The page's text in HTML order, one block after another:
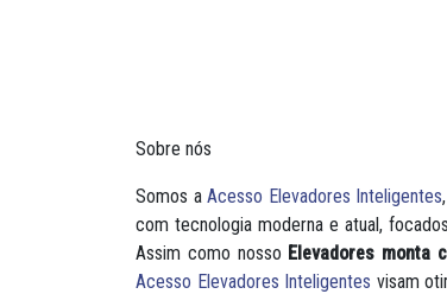
Sobre nós
Somos a Acesso Elevadores Inteligentes
com tecnologia moderna e atual,
Assim como nosso Elevadores monta
Acesso Elevadores Inteligentes visam